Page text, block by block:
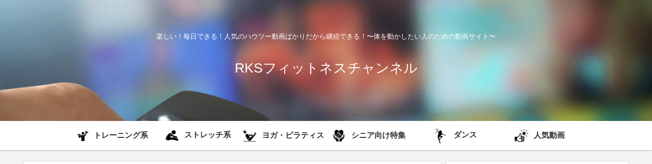
楽しい！毎日できる！人気のハウツー動画ばかりだから継続できる！〜体を動かしたい人のための動画サイト〜
RKSフィットネスチャンネル
トレーニング系 ストレッチ系 ヨガ・ピラティス シニア向け特集 ダンス 人気動画